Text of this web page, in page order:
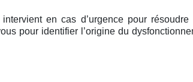
en cas d’urgence pour
pour identifier l’origine du